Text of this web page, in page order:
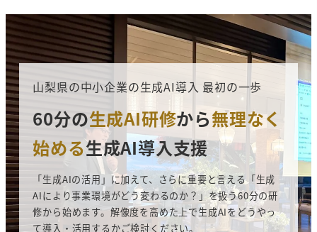
山梨県の中小企業の生成AI導入 最初の一歩
60分の生成AI研修から無理なく
始める生成AI導入支援
「生成AIの活用」に加えて、さらに重要と言える「生成
AIにより事業環境がどう変わるのか？」を扱う60分の研
修から始めます。解像度を高めた上で生成AIをどうやっ
て導入・活用するかご検討ください。